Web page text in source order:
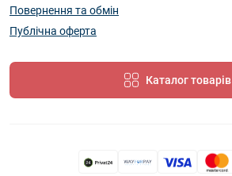
Повернення та обмін
Публічна оферта
Каталог товарів